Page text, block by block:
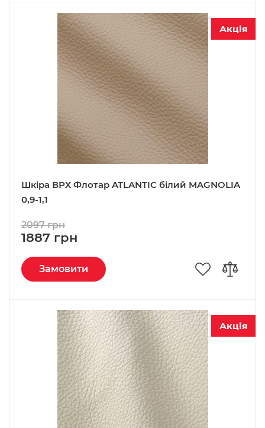
Акція
Шкіра ВРХ Флотар ATLANTIC білий MAGNOLIA
0,9-1,1
1887 грн
2097 грн
Замовити
Акція